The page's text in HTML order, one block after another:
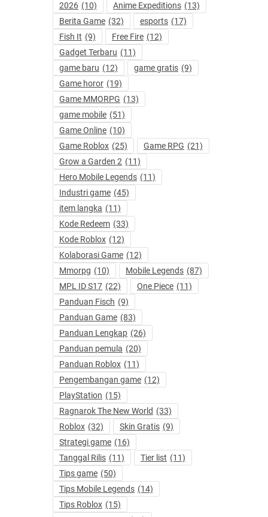
2026 (10) Anime Expeditions (13)
Berita Game (32) esports (17)
Fish It (9) Free Fire (12)
Gadget Terbaru (11)
game baru (12) game gratis (9)
Game horor (19)
Game MMORPG (13)
game mobile (51)
Game Online (10)
Game Roblox (25) Game RPG (21)
Grow a Garden 2 (11)
Hero Mobile Legends (11)
Industri game (45)
item langka (11)
Kode Redeem (33)
Kode Roblox (12)
Kolaborasi Game (12)
Mmorpg (10) Mobile Legends (87)
MPL ID S17 (22) One Piece (11)
Panduan Fisch (9)
Panduan Game (83)
Panduan Lengkap (26)
Panduan pemula (20)
Panduan Roblox (11)
Pengembangan game (12)
PlayStation (15)
Ragnarok The New World (33)
Roblox (32) Skin Gratis (9)
Strategi game (16)
Tanggal Rilis (11) Tier list (11)
Tips game (50)
Tips Mobile Legends (14)
Tips Roblox (15)